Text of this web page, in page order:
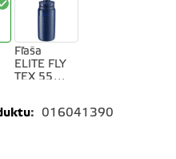
Fľaša
ELITE FLY
TEX 550
: 016041390